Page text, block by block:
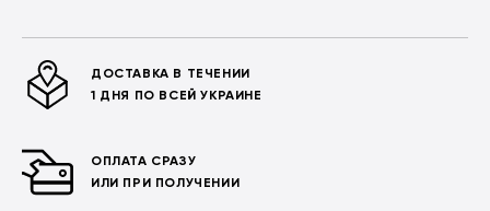
ДОСТАВКА В ТЕЧЕНИИ
1 ДНЯ ПО ВСЕЙ УКРАИНЕ
ОПЛАТА СРАЗУ
ИЛИ ПРИ ПОЛУЧЕНИИ